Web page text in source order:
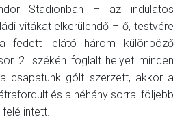
Stadionban – az indulatos
vitákat elkerülendő – ő, testvére
fedett lelátó három különböző
2. székén foglalt helyet minden
csapatunk gólt szerzett, akkor a
és a néhány sorral följebb
intett.